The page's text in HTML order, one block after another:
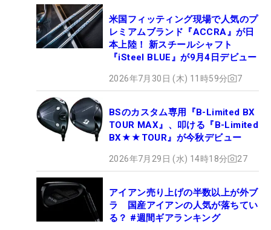
米国フィッティング現場で人気のプ
レミアムブランド『ACCRA』が日
本上陸！ 新スチールシャフト
『iSteel BLUE』が9月4日デビュー
2026年7月30日 (木) 11時59分 7
BSのカスタム専用『B-Limited BX
TOUR MAX』、叩ける『B-Limited
BX★★TOUR』が今秋デビュー
2026年7月29日 (水) 14時18分 27
アイアン売り上げの半数以上が外ブ
ラ 国産アイアンの人気が落ちてい
る？ #週間ギアランキング